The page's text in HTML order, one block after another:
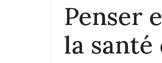
Penser
la santé